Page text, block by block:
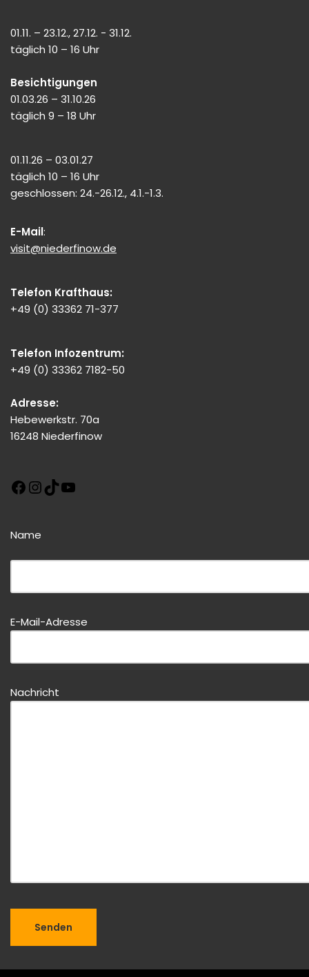
01.11. – 23.12., 27.12. - 31.12.
täglich 10 – 16 Uhr
Besichtigungen
01.03.26 – 31.10.26
täglich 9 – 18 Uhr
01.11.26 – 03.01.27
täglich 10 – 16 Uhr
geschlossen: 24.-26.12., 4.1.-1.3.
E-Mail:
visit@niederfinow.de
Telefon Krafthaus:
+49 (0) 33362 71-377
Telefon Infozentrum:
+49 (0) 33362 7182-50
Adresse:
Hebewerkstr. 70a
16248 Niederfinow
Name
Bitte dieses Feld leer lassen!
E-Mail-Adresse
Nachricht